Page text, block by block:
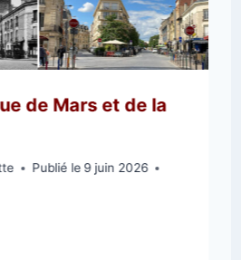
de Mars et de la
Publié le 9 juin 2026